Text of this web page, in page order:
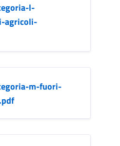
l-
agricoli-
m-fuori-